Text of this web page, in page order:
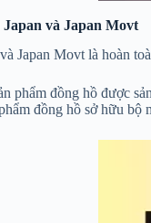
và Japan Movt
Japan Movt là hoàn
phẩm đồng hồ được
đồng hồ sở hữu